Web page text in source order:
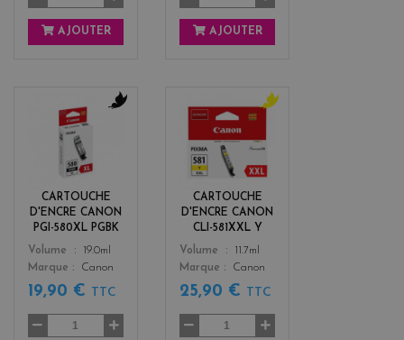
AJOUTER AJOUTER
CARTOUCHE
D'ENCRE CANON
PGI-580XL PGBK
Color
k
Volume
19.0ml
Marque
Canon
19,90 € TTC
CARTOUCHE
D'ENCRE CANON
CLI-581XXL Y
Color
e
l
o
w
Volume
11.7ml
Marque
Canon
25,90 € TTC